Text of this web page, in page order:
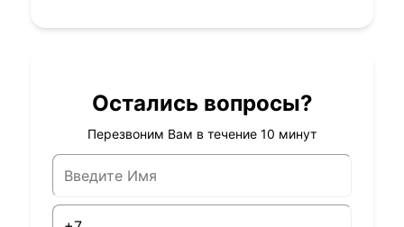
Остались вопросы?
Перезвоним Вам в течение 10 минут